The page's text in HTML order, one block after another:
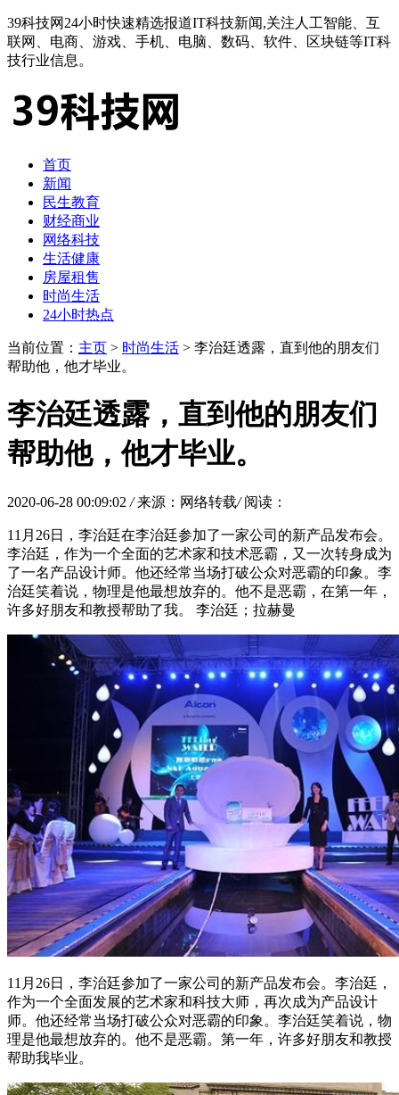
39科技网24小时快速精选报道IT科技新闻,关注人工智能、互
联网、电商、游戏、手机、电脑、数码、软件、区块链等IT科
技行业信息。
首页
新闻
民生教育
财经商业
网络科技
生活健康
房屋租售
时尚生活
24小时热点
当前位置： 主页 > 时尚生活 > 李治廷透露，直到他的朋友们
帮助他，他才毕业。
李治廷透露，直到他的朋友们
帮助他，他才毕业。
2020-06-28 00:09:02 / 来源：网络转载/ 阅读：
11月26日，李治廷在李治廷参加了一家公司的新产品发布会。
李治廷，作为一个全面的艺术家和技术恶霸，又一次转身成为
了一名产品设计师。他还经常当场打破公众对恶霸的印象。李
治廷笑着说，物理是他最想放弃的。他不是恶霸，在第一年，
许多好朋友和教授帮助了我。 李治廷；拉赫曼
11月26日，李治廷参加了一家公司的新产品发布会。李治廷，
作为一个全面发展的艺术家和科技大师，再次成为产品设计
师。他还经常当场打破公众对恶霸的印象。李治廷笑着说，物
理是他最想放弃的。他不是恶霸。第一年，许多好朋友和教授
帮助我毕业。